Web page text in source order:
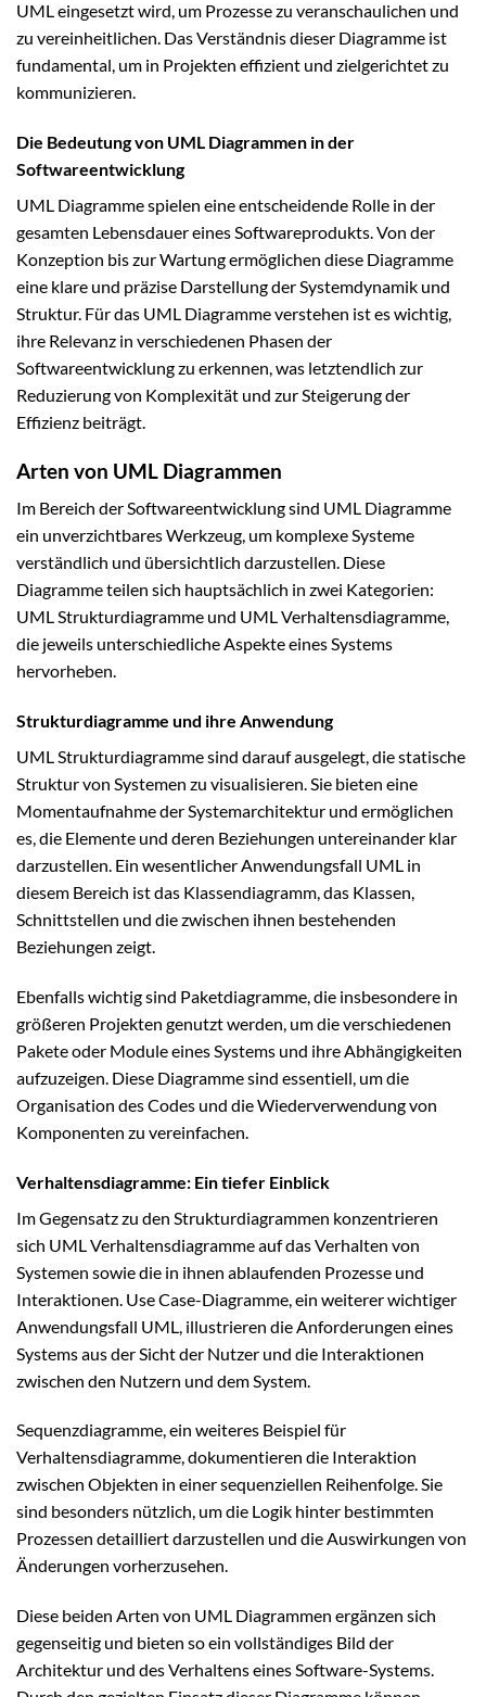
UML eingesetzt wird, um Prozesse zu veranschaulichen und
zu vereinheitlichen. Das Verständnis dieser Diagramme ist
fundamental, um in Projekten effizient und zielgerichtet zu
kommunizieren.
Die Bedeutung von UML Diagrammen in der
Softwareentwicklung
UML Diagramme spielen eine entscheidende Rolle in der
gesamten Lebensdauer eines Softwareprodukts. Von der
Konzeption bis zur Wartung ermöglichen diese Diagramme
eine klare und präzise Darstellung der Systemdynamik und
Struktur. Für das UML Diagramme verstehen ist es wichtig,
ihre Relevanz in verschiedenen Phasen der
Softwareentwicklung zu erkennen, was letztendlich zur
Reduzierung von Komplexität und zur Steigerung der
Effizienz beiträgt.
Arten von UML Diagrammen
Im Bereich der Softwareentwicklung sind UML Diagramme
ein unverzichtbares Werkzeug, um komplexe Systeme
verständlich und übersichtlich darzustellen. Diese
Diagramme teilen sich hauptsächlich in zwei Kategorien:
UML Strukturdiagramme und UML Verhaltensdiagramme,
die jeweils unterschiedliche Aspekte eines Systems
hervorheben.
Strukturdiagramme und ihre Anwendung
UML Strukturdiagramme sind darauf ausgelegt, die statische
Struktur von Systemen zu visualisieren. Sie bieten eine
Momentaufnahme der Systemarchitektur und ermöglichen
es, die Elemente und deren Beziehungen untereinander klar
darzustellen. Ein wesentlicher Anwendungsfall UML in
diesem Bereich ist das Klassendiagramm, das Klassen,
Schnittstellen und die zwischen ihnen bestehenden
Beziehungen zeigt.
Ebenfalls wichtig sind Paketdiagramme, die insbesondere in
größeren Projekten genutzt werden, um die verschiedenen
Pakete oder Module eines Systems und ihre Abhängigkeiten
aufzuzeigen. Diese Diagramme sind essentiell, um die
Organisation des Codes und die Wiederverwendung von
Komponenten zu vereinfachen.
Verhaltensdiagramme: Ein tiefer Einblick
Im Gegensatz zu den Strukturdiagrammen konzentrieren
sich UML Verhaltensdiagramme auf das Verhalten von
Systemen sowie die in ihnen ablaufenden Prozesse und
Interaktionen. Use Case-Diagramme, ein weiterer wichtiger
Anwendungsfall UML, illustrieren die Anforderungen eines
Systems aus der Sicht der Nutzer und die Interaktionen
zwischen den Nutzern und dem System.
Sequenzdiagramme, ein weiteres Beispiel für
Verhaltensdiagramme, dokumentieren die Interaktion
zwischen Objekten in einer sequenziellen Reihenfolge. Sie
sind besonders nützlich, um die Logik hinter bestimmten
Prozessen detailliert darzustellen und die Auswirkungen von
Änderungen vorherzusehen.
Diese beiden Arten von UML Diagrammen ergänzen sich
gegenseitig und bieten so ein vollständiges Bild der
Architektur und des Verhaltens eines Software-Systems.